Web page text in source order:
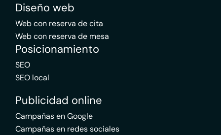
Diseño web
Web con reserva de cita
Web con reserva de mesa
Posicionamiento
SEO
SEO local
Publicidad online
Campañas en Google
Campañas en redes sociales